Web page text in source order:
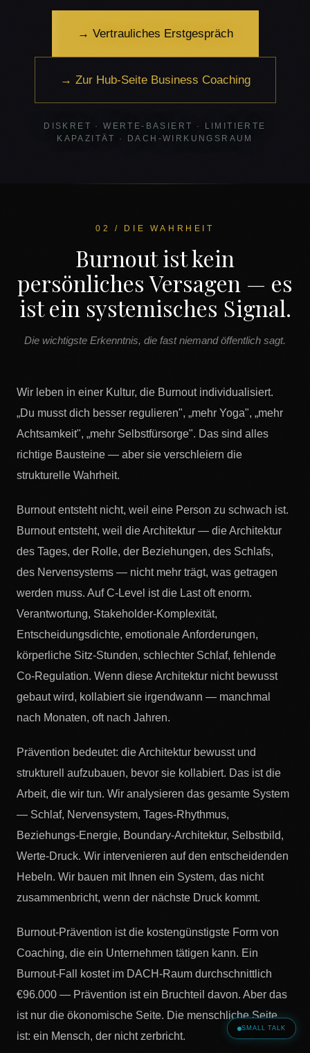
→ Vertrauliches Erstgespräch
→ Zur Hub-Seite Business Coaching
DISKRET · WERTE-BASIERT · LIMITIERTE
KAPAZITÄT · DACH-WIRKUNGSRAUM
02 / DIE WAHRHEIT
Burnout ist kein
persönliches Versagen — es
ist ein systemisches Signal.
Die wichtigste Erkenntnis, die fast niemand öffentlich sagt.
Wir leben in einer Kultur, die Burnout individualisiert.
„Du musst dich besser regulieren", „mehr Yoga", „mehr
Achtsamkeit", „mehr Selbstfürsorge". Das sind alles
richtige Bausteine — aber sie verschleiern die
strukturelle Wahrheit.
Burnout entsteht nicht, weil eine Person zu schwach ist.
Burnout entsteht, weil die Architektur — die Architektur
des Tages, der Rolle, der Beziehungen, des Schlafs,
des Nervensystems — nicht mehr trägt, was getragen
werden muss. Auf C-Level ist die Last oft enorm.
Verantwortung, Stakeholder-Komplexität,
Entscheidungsdichte, emotionale Anforderungen,
körperliche Sitz-Stunden, schlechter Schlaf, fehlende
Co-Regulation. Wenn diese Architektur nicht bewusst
gebaut wird, kollabiert sie irgendwann — manchmal
nach Monaten, oft nach Jahren.
Prävention bedeutet: die Architektur bewusst und
strukturell aufzubauen, bevor sie kollabiert. Das ist die
Arbeit, die wir tun. Wir analysieren das gesamte System
— Schlaf, Nervensystem, Tages-Rhythmus,
Beziehungs-Energie, Boundary-Architektur, Selbstbild,
Werte-Druck. Wir intervenieren auf den entscheidenden
Hebeln. Wir bauen mit Ihnen ein System, das nicht
zusammenbricht, wenn der nächste Druck kommt.
Burnout-Prävention ist die kostengünstigste Form von
Coaching, die ein Unternehmen tätigen kann. Ein
Burnout-Fall kostet im DACH-Raum durchschnittlich
€96.000 — Prävention ist ein Bruchteil davon. Aber das
ist nur die ökonomische Seite. Die menschliche Seite
ist: ein Mensch, der nicht zerbricht.
SMALL TALK